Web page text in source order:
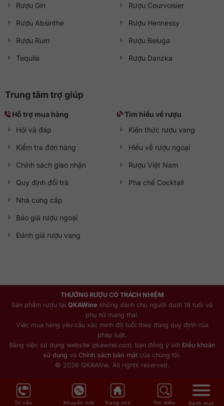
Rượu Gin
Rượu Absinthe
Rượu Rum
Tequila
Rượu Courvoisier
Rượu Hennessy
Rượu Beluga
Rượu Danzka
Trung tâm trợ giúp
Hỗ trợ mua hàng
Hỏi và đáp
Kiểm tra đơn hàng
Chính sách giao nhận
Quy định đổi trả
Nhà cung cấp
Báo giá rượu ngoại
Đánh giá rượu vang
Tìm hiểu về rượu
Kiến thức rượu vang
Hiểu về rượu ngoại
Rượu Việt Nam
Pha chế Cocktail
THƯỞNG RƯỢU CÓ TRÁCH NHIỆM
Sản phẩm rượu tại QKAWine không dành cho người dưới 18 tuổi và
phụ nữ mang thai.
Việc mua hàng yêu cầu xác minh độ tuổi theo đúng quy định của
pháp luật.
Bằng việc sử dụng website qkawine.com , bạn đồng ý với Điều khoản
sử dụng và Chính sách bảo mậtcủa chúng tôi.
© 2026 QKAWine. All rights reserved.
Tư vấn Khuyến mãi Trang chủ Tìm kiếm Danh mục